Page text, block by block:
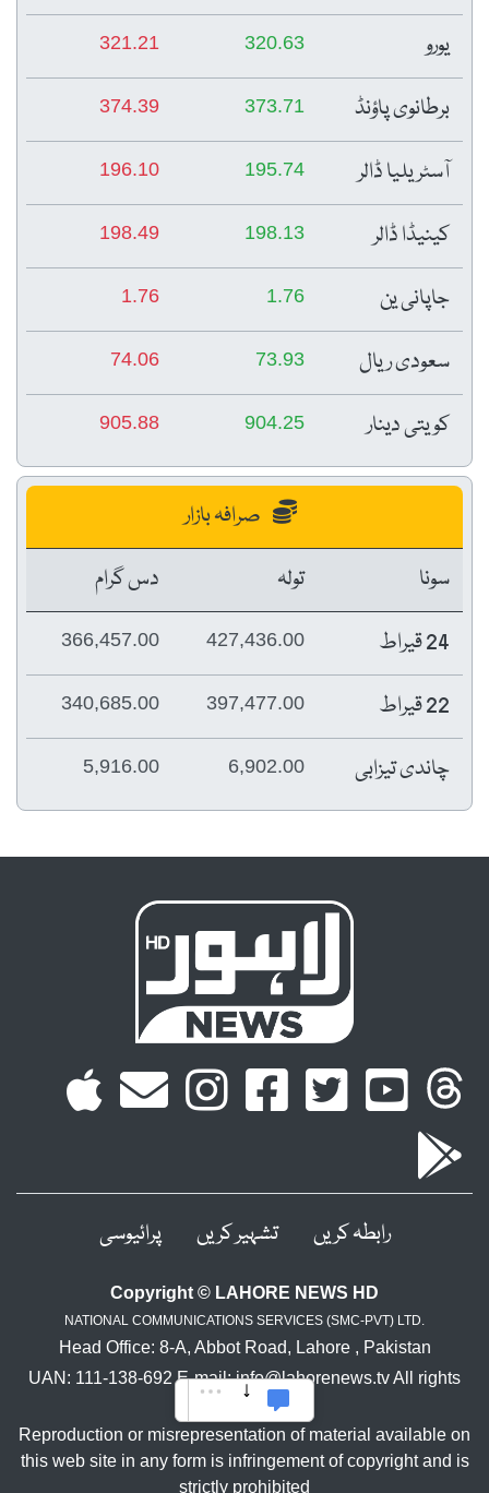
یورو 320.63
321.21
برطانوی پاؤنڈ 373.71
374.39
آسٹریلیا ڈالر 195.74
196.10
کینیڈا ڈالر 198.13
198.49
جاپانی ین 1.76
1.76
سعودی ریال 73.93
74.06
کویتی دینار 904.25
905.88
صرافہ بازار
سونا
تولہ
دس گرام
24 قیراط
427,436.00
366,457.00
22 قیراط 397,477.00
340,685.00
چاندی تیزابی 6,902.00
5,916.00
رابطہ کریں تشہیر کریں پرائیوسی
Copyright © LAHORE NEWS HD
NATIONAL COMMUNICATIONS SERVICES (SMC-PVT) LTD.
Head Office: 8-A, Abbot Road, Lahore , Pakistan
UAN: 111-138-692 E-mail: info@lahorenews.tv All rights
reserved.
Reproduction or misrepresentation of material available on
this web site in any form is infringement of copyright and is
strictly prohibited